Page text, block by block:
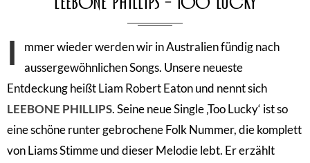
I
mmer wieder werden wir in Australien fündig nach
aussergewöhnlichen Songs. Unsere neueste
Entdeckung heißt Liam Robert Eaton und nennt sich
LEEBONE PHILLIPS. Seine neue Single ‚Too Lucky‘ ist so
eine schöne runter gebrochene Folk Nummer, die komplett
von Liams Stimme und dieser Melodie lebt. Er erzählt